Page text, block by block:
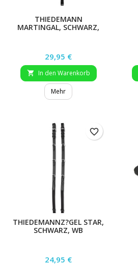
THIEDEMANN
MARTINGAL, SCHWARZ,
Preis
29,95 €
 In den Warenkorb
Mehr
THIEDEMANNZ?GEL STAR,
SCHWARZ, WB
Preis
24,95 €
favorite_border